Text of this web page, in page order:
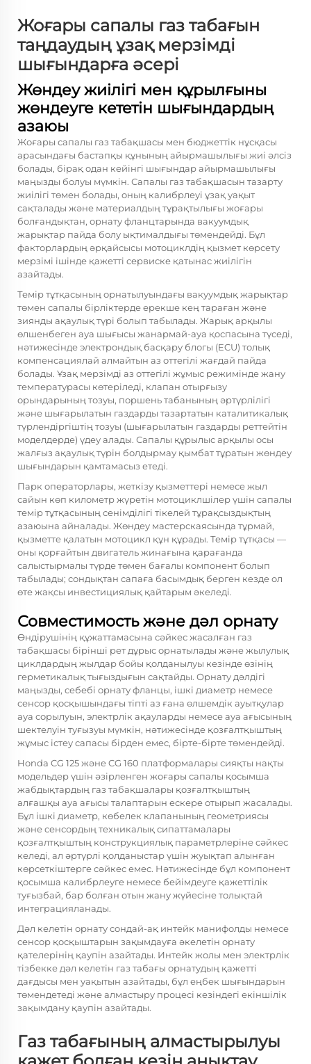
Жоғары сапалы газ табағын
таңдаудың ұзақ мерзімді
шығындарға әсері
Жөндеу жиілігі мен құрылғыны
жөндеуге кететін шығындардың
азаюы
Жоғары сапалы газ табақшасы мен бюджеттік нұсқасы
арасындағы бастапқы құнының айырмашылығы жиі әлсіз
болады, бірақ одан кейінгі шығындар айырмашылығы
маңызды болуы мүмкін. Сапалы газ табақшасын тазарту
жиілігі төмен болады, оның калибрлеуі ұзақ уақыт
сақталады және материалдың тұрақтылығы жоғары
болғандықтан, орнату фланцтарында вакуумдық
жарықтар пайда болу ықтималдығы төмендейді. Бұл
факторлардың әрқайсысы мотоциклдің қызмет көрсету
мерзімі ішінде қажетті сервиске қатынас жиілігін
азайтады.
Темір тұтқасының орнатылуындағы вакуумдық жарықтар
төмен сапалы бірліктерде ерекше кең тараған және
зиянды ақаулық түрі болып табылады. Жарық арқылы
өлшенбеген ауа шығысы жанармай-ауа қоспасына түседі,
нәтижесінде электрондық басқару блогы (ECU) толық
компенсациялай алмайтын аз оттегілі жағдай пайда
болады. Ұзақ мерзімді аз оттегілі жұмыс режимінде жану
температурасы көтеріледі, клапан отырғызу
орындарының тозуы, поршень табанының әртүрлілігі
және шығарылатын газдарды тазартатын каталитикалық
түрлендіргіштің тозуы (шығарылатын газдарды реттейтін
моделдерде) үдеу алады. Сапалы құрылыс арқылы осы
жалғыз ақаулық түрін болдырмау қымбат тұратын жөндеу
шығындарын қамтамасыз етеді.
Парк операторлары, жеткізу қызметтері немесе жыл
сайын көп километр жүретін мотоциклшілер үшін сапалы
темір тұтқасының сенімділігі тікелей тұрақсыздықтың
азаюына айналады. Жөндеу мастерскаясында тұрмай,
қызметте қалатын мотоцикл құн құрады. Темір тұтқасы —
оны қорғайтын двигатель жинағына қарағанда
салыстырмалы түрде төмен бағалы компонент болып
табылады; сондықтан сапаға басымдық берген кезде ол
өте жақсы инвестициялық қайтарым әкеледі.
Совместимость және дәл орнату
Өндірушінің құжаттамасына сәйкес жасалған газ
табақшасы бірінші рет дұрыс орнатылады және жылулық
циклдардың жылдар бойы қолданылуы кезінде өзінің
герметикалық тығыздығын сақтайды. Орнату дәлдігі
маңызды, себебі орнату фланцы, ішкі диаметр немесе
сенсор қосқышындағы тіпті аз ғана өлшемдік ауытқулар
ауа сорылуын, электрлік ақауларды немесе ауа ағысының
шектелуін туғызуы мүмкін, нәтижесінде қозғалтқыштың
жұмыс істеу сапасы бірден емес, бірте-бірте төмендейді.
Honda CG 125 және CG 160 платформалары сияқты нақты
модельдер үшін әзірленген жоғары сапалы қосымша
жабдықтардың газ табақшалары қозғалтқыштың
алғашқы ауа ағысы талаптарын ескере отырып жасалады.
Бұл ішкі диаметр, көбелек клапанының геометриясы
және сенсордың техникалық сипаттамалары
қозғалтқыштың конструкциялық параметрлеріне сәйкес
келеді, ал әртүрлі қолданыстар үшін жуықтап алынған
көрсеткіштерге сәйкес емес. Нәтижесінде бұл компонент
қосымша калибрлеуге немесе бейімдеуге қажеттілік
туғызбай, бар болған отын жану жүйесіне толықтай
интеграцияланады.
Дәл келетін орнату сондай-ақ интейк манифолды немесе
сенсор қосқыштарын зақымдауға әкелетін орнату
қателерінің қаупін азайтады. Интейк жолы мен электрлік
тізбекке дәл келетін газ табағы орнатудың қажетті
дағдысы мен уақытын азайтады, бұл еңбек шығындарын
төмендетеді және алмастыру процесі кезіндегі екіншілік
зақымдану қаупін азайтады.
Газ табағының алмастырылуы